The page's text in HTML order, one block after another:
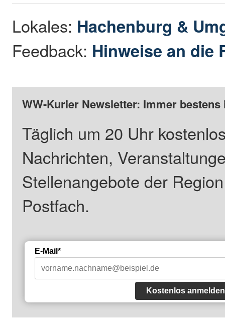
Lokales: Hachenburg &
Feedback: Hinweise an die
WW-Kurier Newsletter: Immer
Täglich um 20 Uhr
Nachrichten,
Stellenangebote der
Postfach.
E-Mail*
Kostenlos anmelden